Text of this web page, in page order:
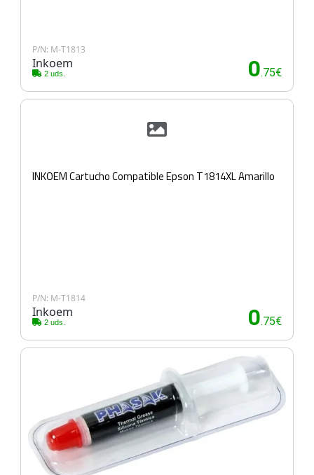
P/N: M-T1813
Inkoem
2 uds. 0.75€
INKOEM Cartucho Compatible Epson T1814XL Amarillo
P/N: M-T1814
Inkoem
2 uds. 0.75€